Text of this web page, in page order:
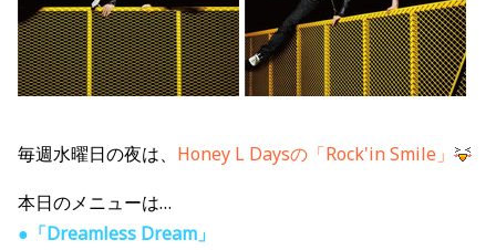
毎週水曜日の夜は、 Honey L Daysの「Rock'in Smile」
本日のメニューは…
● 「Dreamless Dream」